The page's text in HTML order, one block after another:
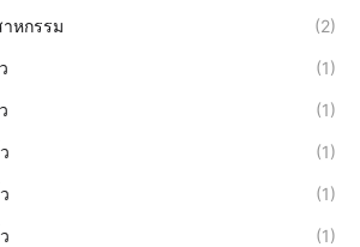
หกรรม (2)
(1)
(1)
(1)
(1)
(1)